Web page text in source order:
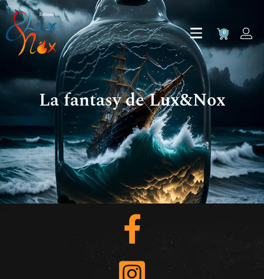
0
La fantasy de Lux&Nox